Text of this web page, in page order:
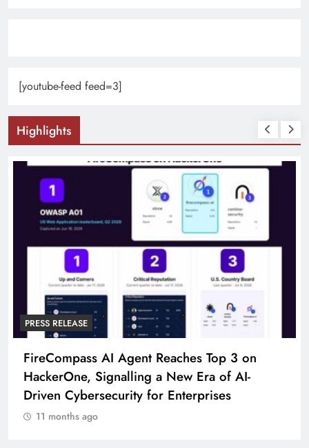
[youtube-feed feed=3]
Highlights
PRESS RELEASE
FireCompass AI Agent Reaches Top 3 on
HackerOne, Signalling a New Era of AI-
Driven Cybersecurity for Enterprises
11 months ago